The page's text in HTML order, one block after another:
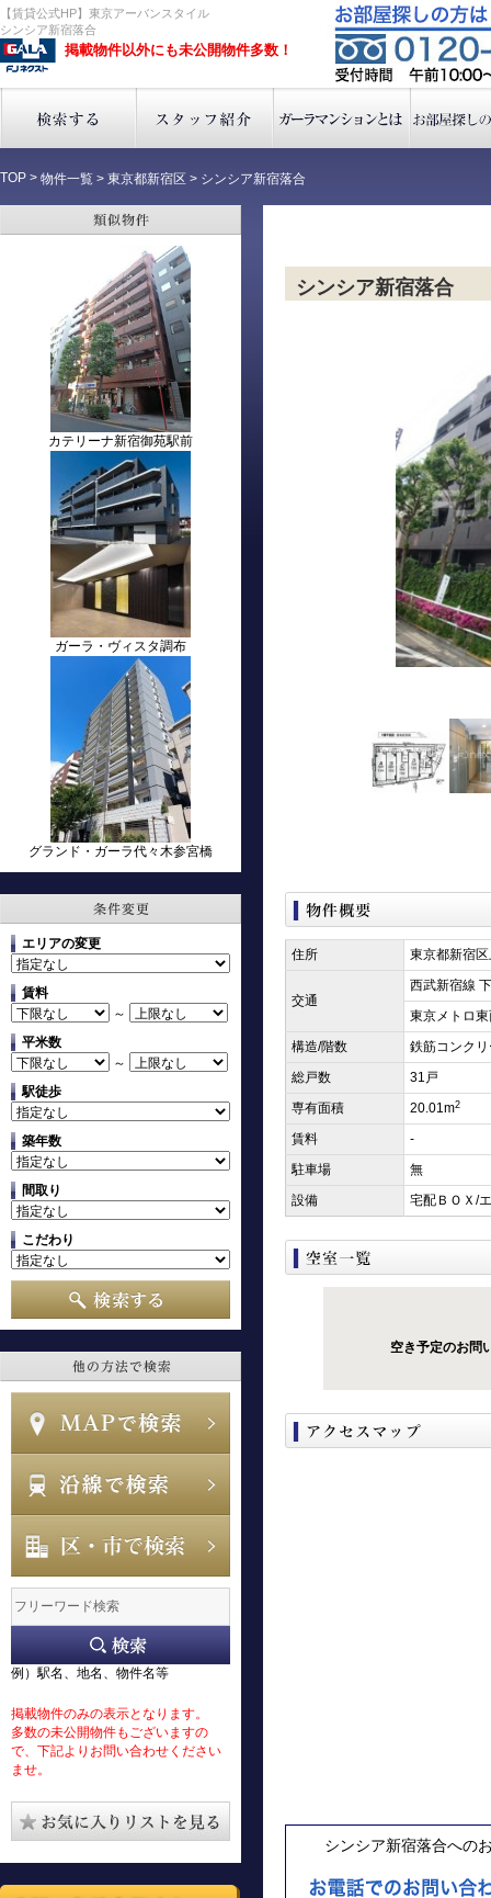
【賃貸公式HP】東京アーバンスタイル
シンシア新宿落合
掲載物件以外にも未公開物件多数！
TOP > 物件一覧 > 東京都新宿区 > シンシア新宿落合
カテリーナ新宿御苑駅前
ガーラ・ヴィスタ調布
グランド・ガーラ代々木参宮橋
エリアの変更
賃料
～
平米数
～
駅徒歩
築年数
間取り
こだわり
例）駅名、地名、物件名等
掲載物件のみの表示となります。
多数の未公開物件もございますの
で、下記よりお問い合わせください
ませ。
シンシア新宿落合
住所 東京都新宿
交通
西武新宿線
東京メトロ
構造/階数
鉄筋コンク
総戸数
31戸
専有面積
20.01m2
賃料
-
駐車場
無
設備
宅配ＢＯＸ/
空き予定のお問
シンシア新宿落合への